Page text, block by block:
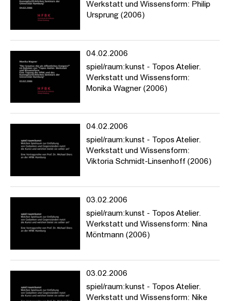
Werkstatt und Wissensform: Philip
Ursprung (2006)
04.02.2006
spiel/raum:kunst - Topos Atelier.
Werkstatt und Wissensform:
Monika Wagner (2006)
04.02.2006
spiel/raum:kunst - Topos Atelier.
Werkstatt und Wissensform:
Viktoria Schmidt-Linsenhoff (2006)
03.02.2006
spiel/raum:kunst - Topos Atelier.
Werkstatt und Wissensform: Nina
Möntmann (2006)
03.02.2006
spiel/raum:kunst - Topos Atelier.
Werkstatt und Wissensform: Nike